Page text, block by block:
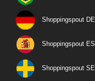
Shoppingspout DE
Shoppingspout ES
Shoppingspout SE